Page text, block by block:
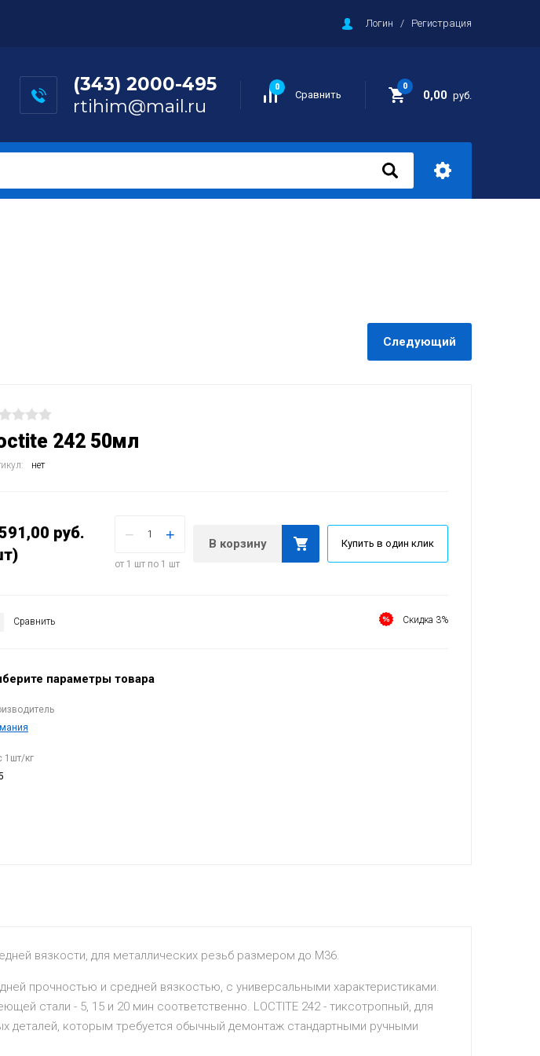
Логин / Регистрация
(343) 2000-495
rtihim@mail.ru
Сравнить
0 0
0,00 руб.
Следующий
242 50мл
нет
руб.
− +
от 1 шт по 1 шт
В корзину Купить в один клик
Сравнить Скидка 3%
параметры товара
1шт/кг
вязкости, для металлических резьб размером до М36.
прочностью и средней вязкостью, с универсальными характеристиками.
стали - 5, 15 и 20 мин соответственно. LOCTITE 242 - тиксотропный, для
деталей, которым требуется обычный демонтаж стандартными ручными